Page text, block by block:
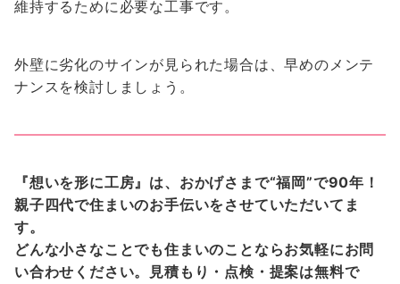
維持するために必要な工事です。
外壁に劣化のサインが見られた場合は、早めのメンテ
ナンスを検討しましょう。
『想いを形に工房』は、おかげさまで“福岡”で90年！
親子四代で住まいのお手伝いをさせていただいてま
す。
どんな小さなことでも住まいのことならお気軽にお問
い合わせください。見積もり・点検・提案は無料で